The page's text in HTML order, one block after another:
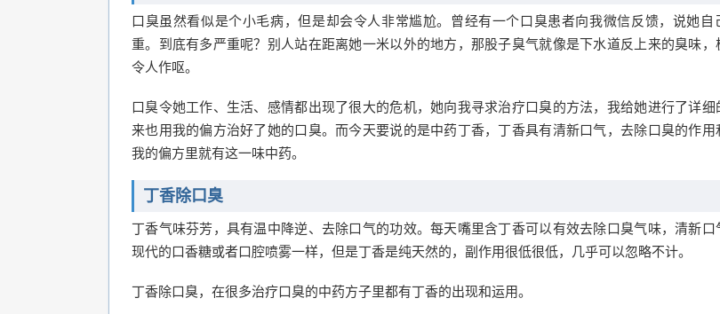
口臭虽然看似是个小毛病，但是却会令人非常尴尬。曾经有一个口臭患者向我微信反馈，说她自
重。到底有多严重呢？别人站在距离她一米以外的地方，那股子臭气就像是下水道反上来的臭味，
令人作呕。
口臭令她工作、生活、感情都出现了很大的危机，她向我寻求治疗口臭的方法，我给她进行了详细
来也用我的偏方治好了她的口臭。而今天要说的是中药丁香，丁香具有清新口气，去除口臭的作用
我的偏方里就有这一味中药。
丁香除口臭
丁香气味芬芳，具有温中降逆、去除口气的功效。每天嘴里含丁香可以有效去除口臭气味，清新口
现代的口香糖或者口腔喷雾一样，但是丁香是纯天然的，副作用很低很低，几乎可以忽略不计。
丁香除口臭，在很多治疗口臭的中药方子里都有丁香的出现和运用。